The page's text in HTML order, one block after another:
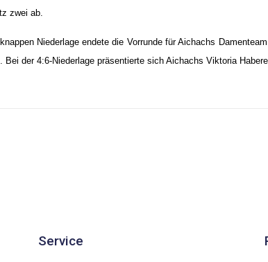
zwei ab.
Niederlage endete die Vorrunde für Aichachs
der 4:6-Niederlage präsentierte sich Aichachs Viktoria
Service